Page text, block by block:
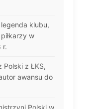
legenda klubu,
w
r.
Polski z ŁKS,
awansu do
Polski w